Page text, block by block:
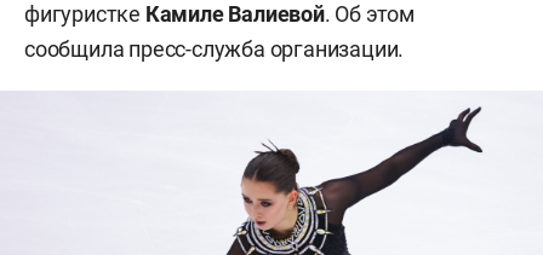
фигуристке Камиле Валиевой. Об этом
сообщила пресс-служба организации.